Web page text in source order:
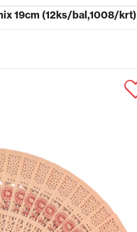
19cm (12ks/bal,1008/krt)